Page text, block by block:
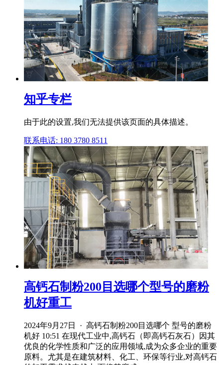
知乎专栏
由于此的设置,我们无法提供该页面的具体描述。
联系电话: 180 3780 8511
高钙石制粉200目选哪个型号的磨粉
机好重工
2024年9月27日 · 高钙石制粉200目选哪个 型号的磨粉
机好 10:51 在现代工业中,高钙石（即高钙石灰石）因其
优良的化学性质和广泛的应用领域,成为众多企业的重要
原料。尤其是在建筑材料、化工、环保等行业,对高钙石